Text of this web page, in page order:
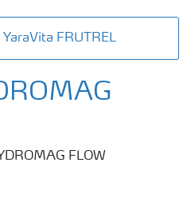
FRUTREL